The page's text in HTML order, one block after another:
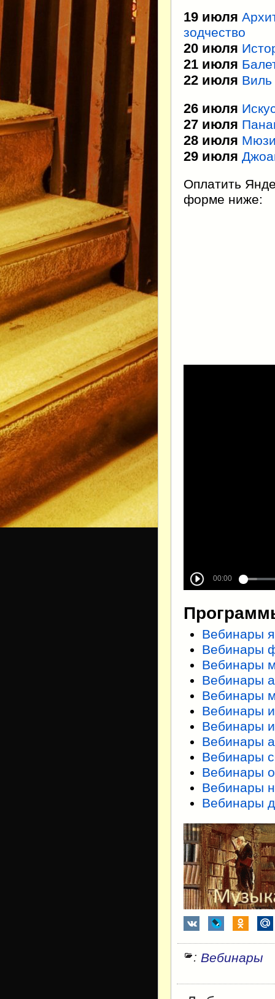
19 июля
зодчество
20 июля
21 июля
22 июля Виль
26 июля
27 июля
28 июля
29 июля
Оплатить
форме ниже:
Вебинары
Вебинары
Вебинары
Вебинары
Вебинары
Вебинары
Вебинары
Вебинары
Вебинары
Вебинары
Вебинары
Вебинары
: Вебинары